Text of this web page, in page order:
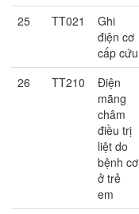
25 TT021
Ghi
điện cơ
cấp cứu
26 TT210
Điện
mãng
châm
điều trị
liệt do
bệnh cơ
ở trẻ
em